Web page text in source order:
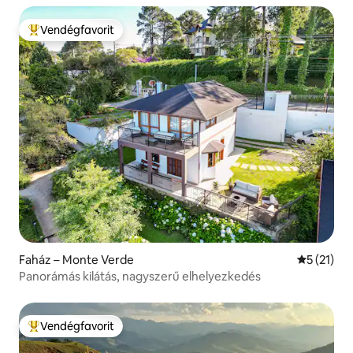
Kiemelt vendégfavorit
Vendégfavorit
Faház – Monte Verde Átlagos
5 (21)
Panorámás kilátás, nagyszerű elhelyezkedés
Kiemelt vendégfavorit
Vendégfavorit